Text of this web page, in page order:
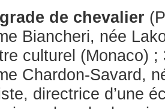
de chevalier
Biancheri, née
culturel (Monaco)
Chardon-Savard,
directrice d’une